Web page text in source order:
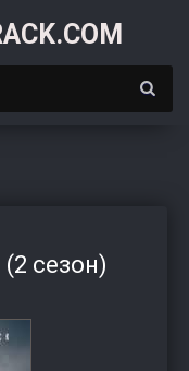
сезон)